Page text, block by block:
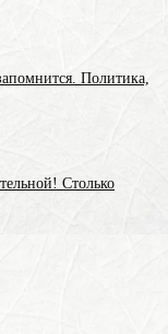
Политика,
Столько